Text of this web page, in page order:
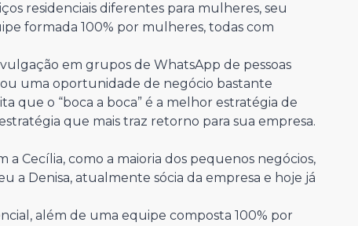
residenciais diferentes para mulheres, seu
formada 100% por mulheres, todas com
em grupos de WhatsApp de pessoas
uma oportunidade de negócio bastante
que o “boca a boca” é a melhor estratégia de
que mais traz retorno para sua empresa.
a Cecília, como a maioria dos pequenos negócios,
a Denisa, atualmente sócia da empresa e hoje já
além de uma equipe composta 100% por